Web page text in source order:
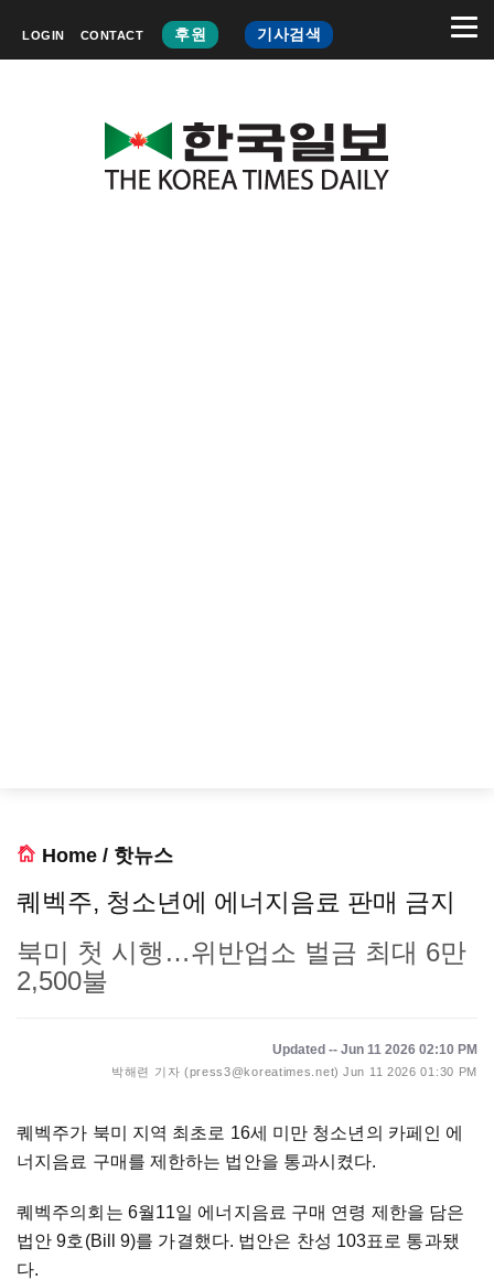
LOGIN CONTACT 후원 기사검색
Home / 핫뉴스
퀘벡주, 청소년에 에너지음료 판매 금지
북미 첫 시행…위반업소 벌금 최대 6만
2,500불
Updated -- Jun 11 2026 02:10 PM
박해련 기자 (press3@koreatimes.net) Jun 11 2026 01:30 PM
퀘벡주가 북미 지역 최초로 16세 미만 청소년의 카페인 에
너지음료 구매를 제한하는 법안을 통과시켰다.
퀘벡주의회는 6월11일 에너지음료 구매 연령 제한을 담은
법안 9호(Bill 9)를 가결했다. 법안은 찬성 103표로 통과됐
다.